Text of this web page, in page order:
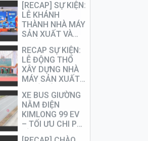
& CHẾ TẠO
ĐỘNG CƠ
YUCHAI
LỄ KHÁNH
THÀNH NHÀ MÁY
SẢN XUẤT VÀ
CHẾ TẠO ĐỘNG
CƠ YUCHAI TẠI
KIM LONG
MOTOR
RECAP SỰ KIỆN:
LỄ ĐỘNG THỔ
XÂY DỰNG NHÀ
MÁY SẢN XUẤT
PIN Ô TÔ ĐIỆN
XE BUS GIƯỜNG
NẰM ĐIỆN
KIMLONG 99 EV
– TỐI ƯU CHI PHÍ
ĐẦU TƯ DÀI HẠN
CHO DN VẬN TẢI
[RECAP] CHÀO